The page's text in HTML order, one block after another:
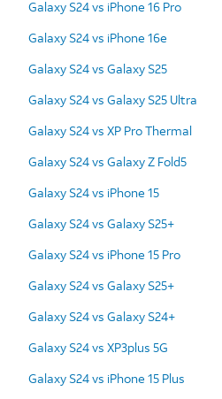
Galaxy S24 vs iPhone 16 Pro
Galaxy S24 vs iPhone 16e
Galaxy S24 vs Galaxy S25
Galaxy S24 vs Galaxy S25 Ultra
Galaxy S24 vs XP Pro Thermal
Galaxy S24 vs Galaxy Z Fold5
Galaxy S24 vs iPhone 15
Galaxy S24 vs Galaxy S25+
Galaxy S24 vs iPhone 15 Pro
Galaxy S24 vs Galaxy S25+
Galaxy S24 vs Galaxy S24+
Galaxy S24 vs XP3plus 5G
Galaxy S24 vs iPhone 15 Plus